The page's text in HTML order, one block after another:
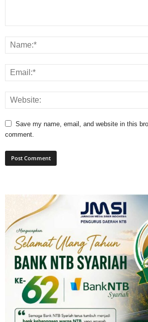
Save my name, email, and website in this
comment.